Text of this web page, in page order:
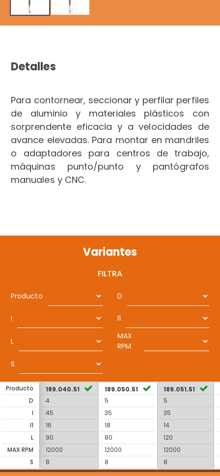
Detalles
Para contornear, seccionar y perfilar perfiles
de aluminio y materiales plásticos con
sorprendente eficacia y a velocidades de
avance elevadas. Para montar en mandriles
o adaptadores para centros de trabajo,
máquinas punto/punto y pantógrafos
manuales y CNC.
Variantes
FILTRA
Producto D
I I1
L
MAX
RPM
S
Producto
D
I
I1
L
MAX RPM
S
189.040.51
4
45
16
90
12000
8
189.050.51
5
35
18
80
12000
8
189.051.51
5
35
14
120
12000
8